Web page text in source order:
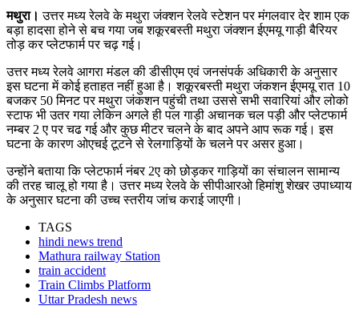
मथुरा। उत्तर मध्य रेलवे के मथुरा जंक्शन रेलवे स्टेशन पर मंगलवार देर शाम एक
बड़ा हादसा होने से बच गया जब शकूरबस्ती मथुरा जंक्शन ईएमयू गाड़ी बैरियर
तोड़ कर प्लेटफार्म पर चढ़ गई।
उत्तर मध्य रेलवे आगरा मंडल की डीसीएम एवं जनसंपर्क अधिकारी के अनुसार
इस घटना में कोई हताहत नहीं हुआ है। शकूरबस्ती मथुरा जंकशन ईएमयू रात 10
बजकर 50 मिनट पर मथुरा जंकशन पहुंची तथा उससे सभी सवारियां और लोको
स्टाफ भी उतर गया लेकिन अगले ही पल गाड़ी अचानक चल पड़ी और प्लेटफार्म
नम्बर 2 ए पर चढ गई और कुछ मीटर चलने के बाद अपने आप रूक गई। इस
घटना के कारण ओएचई टूटने से रेलगाड़ियों के चलने पर असर हुआ।
उन्होंने बताया कि प्लेटफार्म नंबर 2ए को छोड़कर गाड़ियों का संचालन सामान्य
की तरह चालू हो गया है। उत्तर मध्य रेलवे के सीपीआरओ हिमांशु शेखर उपाध्याय
के अनुसार घटना की उच्च स्तरीय जांच कराई जाएगी।
TAGS
hindi news trend
Mathura railway Station
train accident
Train Climbs Platform
Uttar Pradesh news